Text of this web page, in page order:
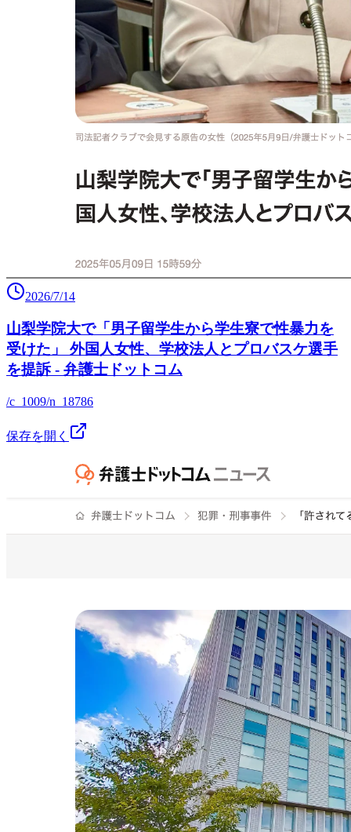
2026/7/14
山梨学院大で「男子留学生から学生寮で性暴力を
受けた」 外国人女性、学校法人とプロバスケ選手
を提訴 - 弁護士ドットコム
/c_1009/n_18786
保存を開く